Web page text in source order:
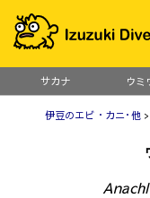
サカナ ウミ
伊豆のエビ・カニ･他>